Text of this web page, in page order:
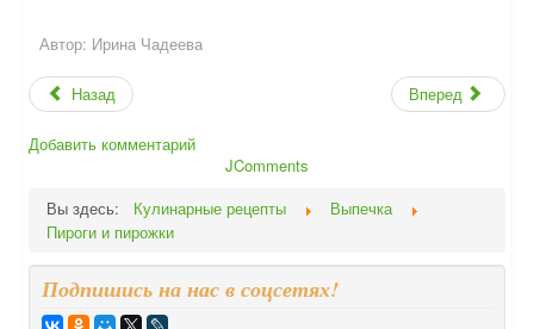
Автор: Ирина Чадеева
Назад Вперед
Добавить комментарий
JComments
Вы здесь:
Кулинарные рецепты
Выпечка
Пироги и пирожки
Подпишись на нас в соцсетях!